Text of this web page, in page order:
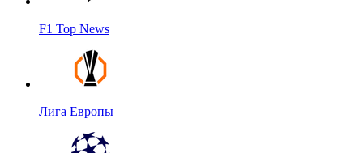
F1 Top News
Лига Европы